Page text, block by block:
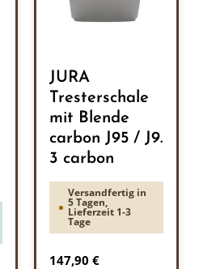
JURA
Tresterschale
mit Blende
carbon J95 / J9.
3 carbon
Versandfertig in
5 Tagen,
Lieferzeit 1-3
Tage
Regulärer Preis:
147,90 €